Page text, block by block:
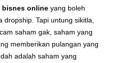
bisnes online yang boleh
Tapi untung sikitla,
saham gak, saham yang
memberikan pulangan yang
adalah saham yang